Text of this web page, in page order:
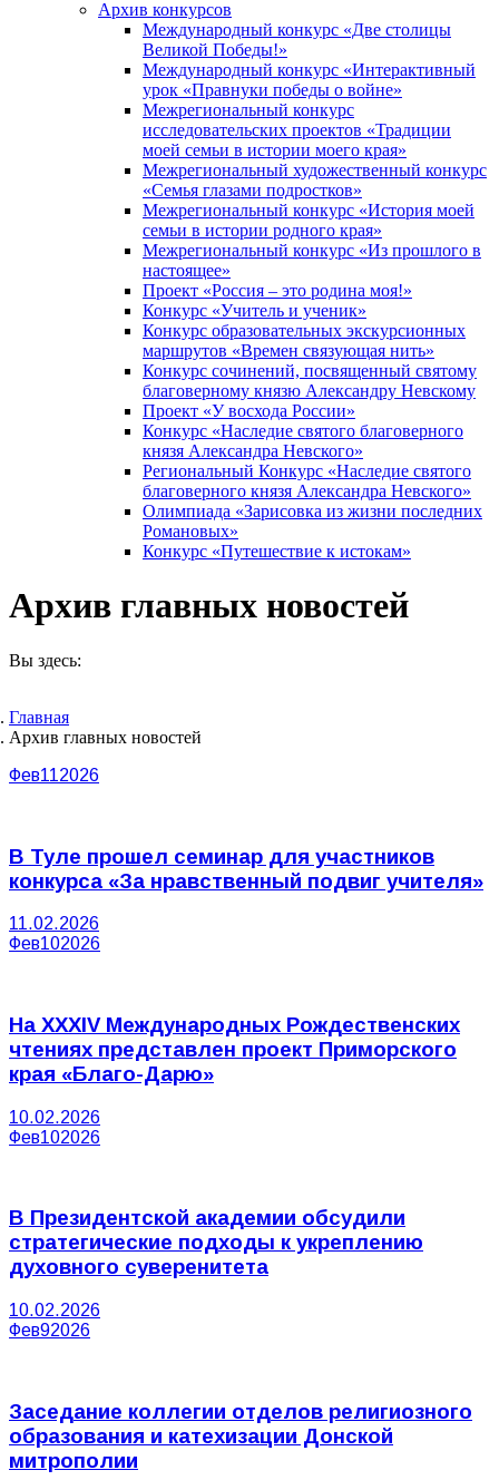
Архив конкурсов
Международный конкурс «Две столицы
Великой Победы!»
Международный конкурс «Интерактивный
урок «Правнуки победы о войне»
Межрегиональный конкурс
исследовательских проектов «Традиции
моей семьи в истории моего края»
Межрегиональный художественный конкурс
«Семья глазами подростков»
Межрегиональный конкурс «История моей
семьи в истории родного края»
Межрегиональный конкурс «Из прошлого в
настоящее»
Проект «Россия – это родина моя!»
Конкурс «Учитель и ученик»
Конкурс образовательных экскурсионных
маршрутов «Времен связующая нить»
Конкурс сочинений, посвященный святому
благоверному князю Александру Невскому
Проект «У восхода России»
Конкурс «Наследие святого благоверного
князя Александра Невского»
Региональный Конкурс «Наследие святого
благоверного князя Александра Невского»
Олимпиада «Зарисовка из жизни последних
Романовых»
Конкурс «Путешествие к истокам»
Архив главных новостей
Вы здесь:
Главная
Архив главных новостей
Фев112026
В Туле прошел семинар для участников
конкурса «За нравственный подвиг учителя»
11.02.2026
Фев102026
На XXXIV Международных Рождественских
чтениях представлен проект Приморского
края «Благо-Дарю»
10.02.2026
Фев102026
В Президентской академии обсудили
стратегические подходы к укреплению
духовного суверенитета
10.02.2026
Фев92026
Заседание коллегии отделов религиозного
образования и катехизации Донской
митрополии